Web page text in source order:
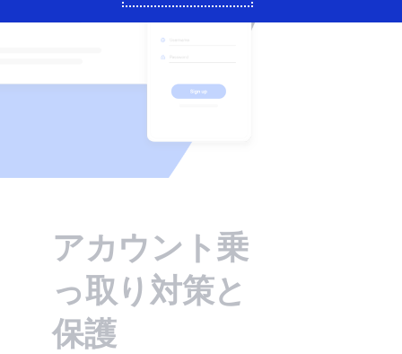
オンライン、店舗、コールセンターでの支払いに対応
不正防止およびリスク管理
確保するためのサポートを行います。
Payouts、グローバル税務コンプライアンス、カレンシ
ー・コンバージョンなど。
Cybersourceのソリューションは金融機関のパートナ
ーにご利用いただいています。
主要なテクノロジーやインフラストラクチャープロバ
イダーと提携しています。
ソリューションプロバイダ
をカスタマイズします。
パートナーになる
Cybersourceとの提携により事業の拡大に取り組んで
みませんか。
まがグローバルに使えるフリクションレスな決済方法
を構築するためのツールを提供します。
テストアカウントの設定
評価用アカウントを作成するには、登録が必要です。
受賞歴のあるCybersourceのサポートチームに問い合
わせるか、販売担当者に直接ご連絡ください。
Cybersourceのお客様サポートポータルおよびお役立
ち記事一覧にアクセスできます。
ご購入に関するサポート
Cybersourceのサービスが各企業のサポートをどのよ
うに行っているのかをご覧いただけます。
Cybersourceについて
済の簡素化と自動化のためのサービス全般を提供して
Cybersourceの沿革
Cybersourceが、決済や不正詐欺管理におけるリード
Cybersourceのブログ
事業経営やお客様を満足させるためのヒントを紹介し
ています。
Cybersourceで働いてみませんか
決済テクノロジーに関心をお持ちですか？
お問合せ
アカウント乗
っ取り対策と
保護